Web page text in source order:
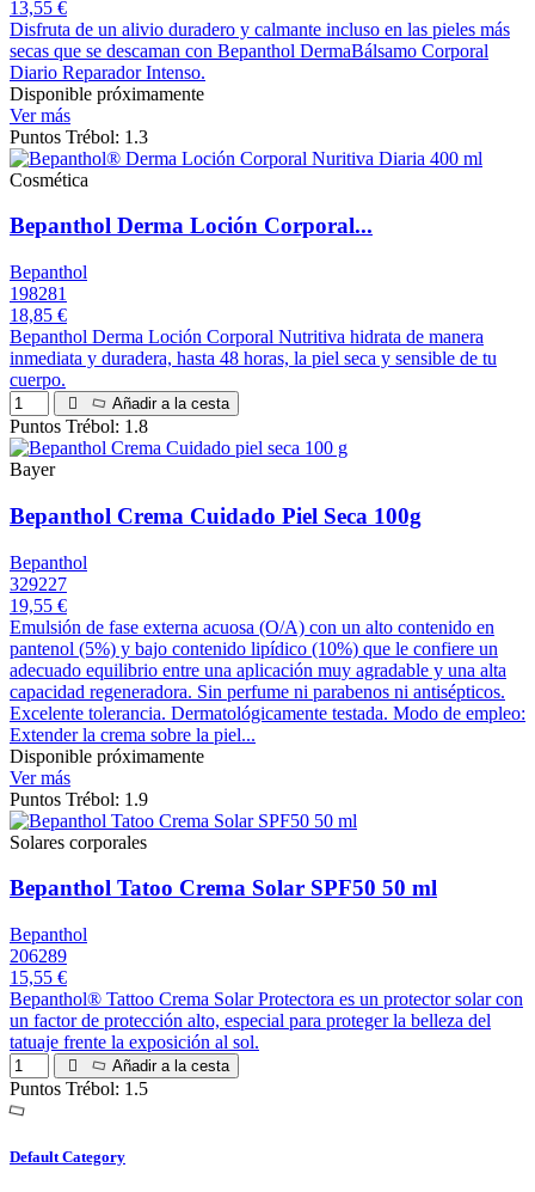
13,55 €
Disfruta de un alivio duradero y calmante incluso en las pieles más
secas que se descaman con Bepanthol DermaBálsamo Corporal
Diario Reparador Intenso.
Disponible próximamente
Ver más
Puntos Trébol: 1.3
Cosmética
Bepanthol Derma Loción Corporal...
Bepanthol
198281
18,85 €
Bepanthol Derma Loción Corporal Nutritiva hidrata de manera
inmediata y duradera, hasta 48 horas, la piel seca y sensible de tu
cuerpo.
Añadir a la cesta
Puntos Trébol: 1.8
Bayer
Bepanthol Crema Cuidado Piel Seca 100g
Bepanthol
329227
19,55 €
Emulsión de fase externa acuosa (O/A) con un alto contenido en
pantenol (5%) y bajo contenido lipídico (10%) que le confiere un
adecuado equilibrio entre una aplicación muy agradable y una alta
capacidad regeneradora. Sin perfume ni parabenos ni antisépticos.
Excelente tolerancia. Dermatológicamente testada. Modo de empleo:
Extender la crema sobre la piel...
Disponible próximamente
Ver más
Puntos Trébol: 1.9
Solares corporales
Bepanthol Tatoo Crema Solar SPF50 50 ml
Bepanthol
206289
15,55 €
Bepanthol® Tattoo Crema Solar Protectora es un protector solar con
un factor de protección alto, especial para proteger la belleza del
tatuaje frente la exposición al sol.
Añadir a la cesta
Puntos Trébol: 1.5
Default Category